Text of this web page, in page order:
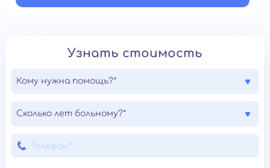
Узнать стоимость
Кому нужна помощь?*
Сколько лет больному?*